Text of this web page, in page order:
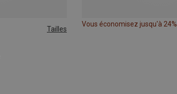
Tailles
Vous économisez jusqu'à 24%